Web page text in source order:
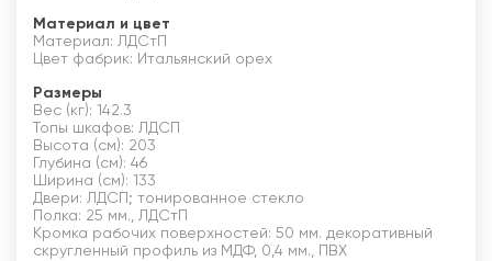
Материал и цвет
Материал: ЛДСтП
Цвет фабрик: Итальянский орех
Размеры
Вес (кг): 142.3
Топы шкафов: ЛДСП
Высота (см): 203
Глубина (см): 46
Ширина (см): 133
Двери: ЛДСП; тонированное стекло
Полка: 25 мм., ЛДСтП
Кромка рабочих поверхностей: 50 мм. декоративный
скругленный профиль из МДФ, 0,4 мм., ПВХ